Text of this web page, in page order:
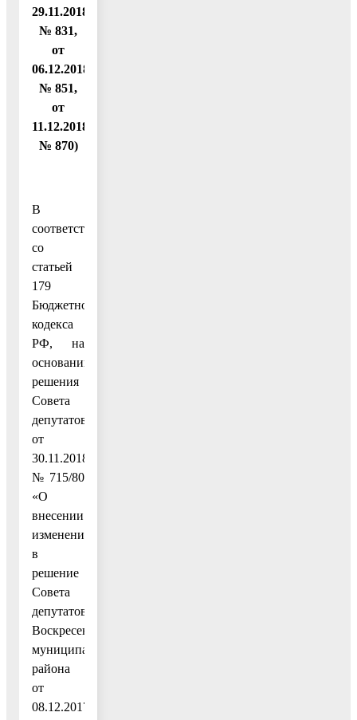
29.11.2018
№ 831,
от
06.12.2018
№ 851,
от
11.12.2018
№ 870)
В
соответствии
со
статьей
179
Бюджетного
кодекса
РФ, на
основании
решения
Совета
депутатов
от
30.11.2018
№ 715/80
«О
внесении
изменений
в
решение
Совета
депутатов
Воскресенского
муниципального
района
от
08.12.2017